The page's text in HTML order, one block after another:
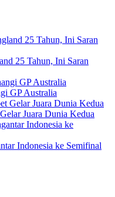
25 Tahun, Ini Saran
GP Australia
Juara Dunia Kedua
Indonesia ke Semifinal